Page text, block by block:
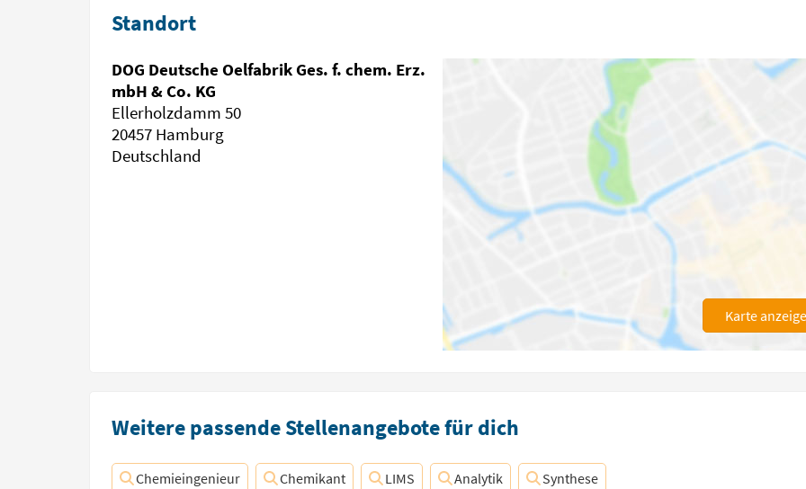
Standort
DOG Deutsche Oelfabrik Ges. f. chem. Erz.
mbH & Co. KG
Ellerholzdamm 50
20457 Hamburg
Deutschland
Karte
Weitere passende Stellenangebote für dich
Chemieingenieur Chemikant LIMS Analytik Synthese